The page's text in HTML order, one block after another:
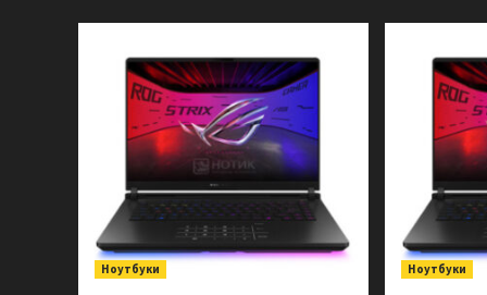
2G
DQ.BNMCD.001
Ноутбуки Ноутбуки